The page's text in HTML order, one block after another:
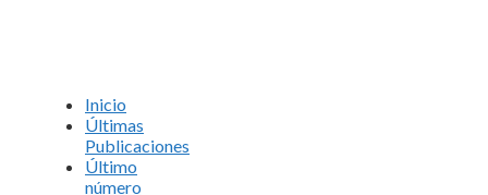
Inicio
Últimas
Publicaciones
Último
número